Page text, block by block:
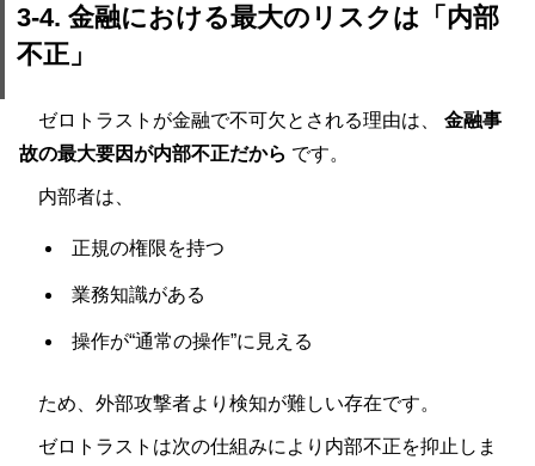
3-4. 金融における最大のリスクは「内部
不正」
ゼロトラストが金融で不可欠とされる理由は、 金融事
故の最大要因が内部不正だから です。
内部者は、
正規の権限を持つ
業務知識がある
操作が“通常の操作”に見える
ため、外部攻撃者より検知が難しい存在です。
ゼロトラストは次の仕組みにより内部不正を抑止しま